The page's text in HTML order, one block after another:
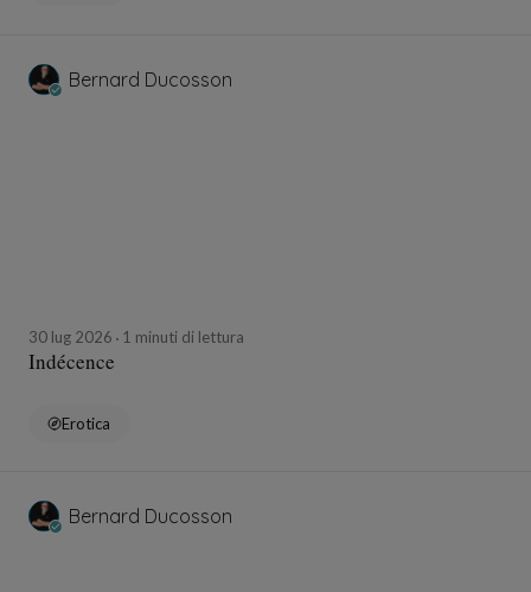
Bernard Ducosson
30 lug 2026 1 minuti di lettura
Indécence
Erotica
Bernard Ducosson